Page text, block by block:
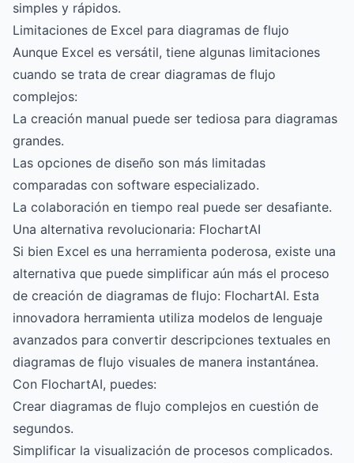
simples y rápidos.
Limitaciones de Excel para diagramas de flujo
Aunque Excel es versátil, tiene algunas limitaciones
cuando se trata de crear diagramas de flujo
complejos:
La creación manual puede ser tediosa para diagramas
grandes.
Las opciones de diseño son más limitadas
comparadas con software especializado.
La colaboración en tiempo real puede ser desafiante.
Una alternativa revolucionaria: FlochartAI
Si bien Excel es una herramienta poderosa, existe una
alternativa que puede simplificar aún más el proceso
de creación de diagramas de flujo: FlochartAI. Esta
innovadora herramienta utiliza modelos de lenguaje
avanzados para convertir descripciones textuales en
diagramas de flujo visuales de manera instantánea.
Con FlochartAI, puedes:
Crear diagramas de flujo complejos en cuestión de
segundos.
Simplificar la visualización de procesos complicados.